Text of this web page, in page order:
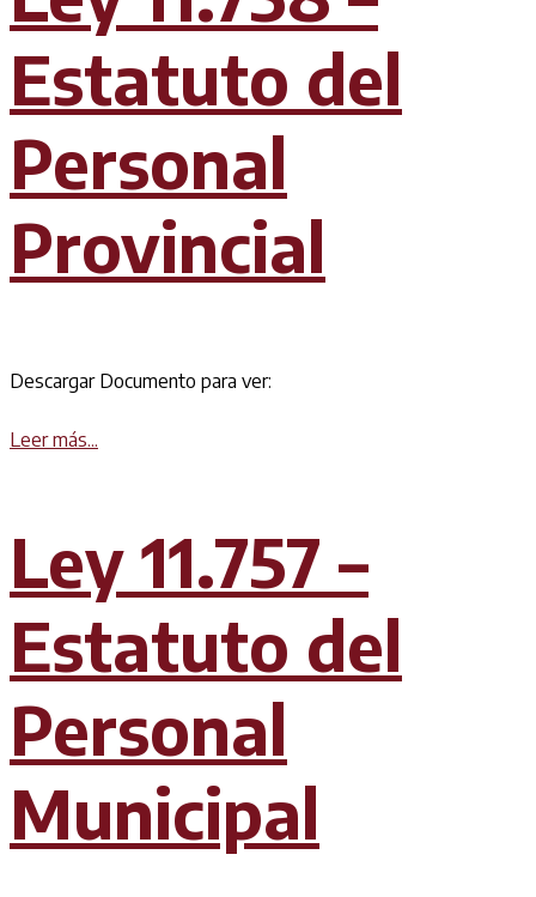
Estatuto del
Personal
Provincial
Descargar Documento para ver:
Leer más...
Ley 11.757 –
Estatuto del
Personal
Municipal